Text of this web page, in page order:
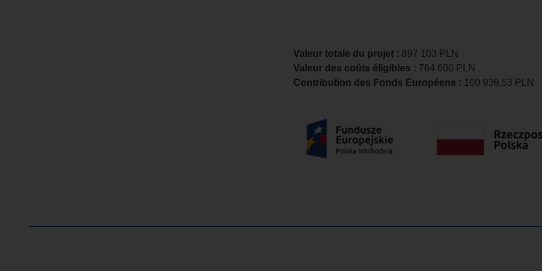
Valeur totale du projet : 897 103 PLN
Valeur des coûts éligibles : 764 600 PLN
Contribution des Fonds Européens : 100 939,53 PLN